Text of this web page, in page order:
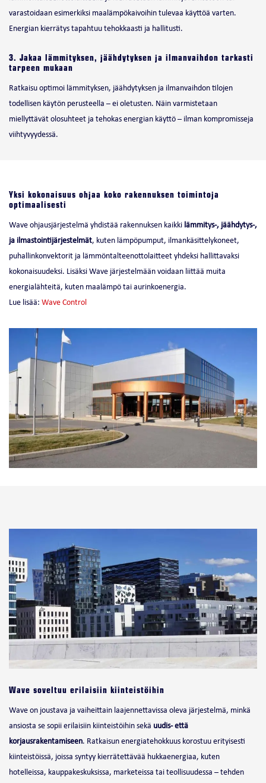
varastoidaan esimerkiksi maalämpökaivoihin tulevaa käyttöä varten.
Energian kierrätys tapahtuu tehokkaasti ja hallitusti.
3. Jakaa lämmityksen, jäähdytyksen ja ilmanvaihdon tarkasti
tarpeen mukaan
Ratkaisu optimoi lämmityksen, jäähdytyksen ja ilmanvaihdon tilojen
todellisen käytön perusteella – ei oletusten. Näin varmistetaan
miellyttävät olosuhteet ja tehokas energian käyttö – ilman kompromisseja
viihtyvyydessä.
Yksi kokonaisuus ohjaa koko rakennuksen toimintoja
optimaalisesti
Wave ohjausjärjestelmä yhdistää rakennuksen kaikki lämmitys-, jäähdytys-,
ja ilmastointijärjestelmät, kuten lämpöpumput, ilmankäsittelykoneet,
puhallinkonvektorit ja lämmöntalteenottolaitteet yhdeksi hallittavaksi
kokonaisuudeksi. Lisäksi Wave järjestelmään voidaan liittää muita
energialähteitä, kuten maalämpö tai aurinkoenergia.
Lue lisää: Wave Control
Wave soveltuu erilaisiin kiinteistöihin
Wave on joustava ja vaiheittain laajennettavissa oleva järjestelmä, minkä
ansiosta se sopii erilaisiin kiinteistöihin sekä uudis- että
korjausrakentamiseen. Ratkaisun energiatehokkuus korostuu erityisesti
kiinteistöissä, joissa syntyy kierrätettävää hukkaenergiaa, kuten
hotelleissa, kauppakeskuksissa, marketeissa tai teollisuudessa – tehden